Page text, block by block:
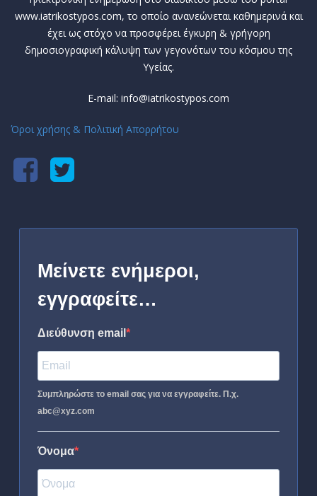
www.iatrikostypos.com, το οποίο ανανεώνεται καθημερινά και
έχει ως στόχο να προσφέρει έγκυρη & γρήγορη
δημοσιογραφική κάλυψη των γεγονότων του κόσμου της
Υγείας.
E-mail: info@iatrikostypos.com
Όροι χρήσης & Πολιτική Απορρήτου
Μείνετε ενήμεροι,
εγγραφείτε…
Διεύθυνση email
Συμπληρώστε το email σας για να εγγραφείτε. Π.χ.
abc@xyz.com
Όνομα